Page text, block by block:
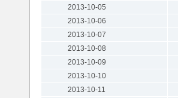
2013-10-05
2013-10-06
2013-10-07
2013-10-08
2013-10-09
2013-10-10
2013-10-11